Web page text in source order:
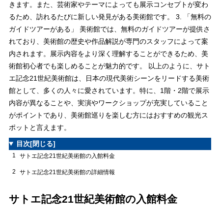
きます。また、芸術家やテーマによっても展示コンセプトが変わ
るため、訪れるたびに新しい発見がある美術館です。 3. 「無料の
ガイドツアーがある」 美術館では、無料のガイドツアーが提供さ
れており、美術館の歴史や作品解説が専門のスタッフによって案
内されます。展示内容をより深く理解することができるため、美
術館初心者でも楽しめることが魅力的です。 以上のように、サト
エ記念21世紀美術館は、日本の現代美術シーンをリードする美術
館として、多くの人々に愛されています。特に、1階・2階で展示
内容が異なることや、実演やワークショップが充実していること
がポイントであり、美術館巡りを楽しむ方にはおすすめの観光ス
ポットと言えます。
目次[閉じる]
1 サトエ記念21世紀美術館の入館料金
2 サトエ記念21世紀美術館の詳細情報
サトエ記念21世紀美術館の入館料金